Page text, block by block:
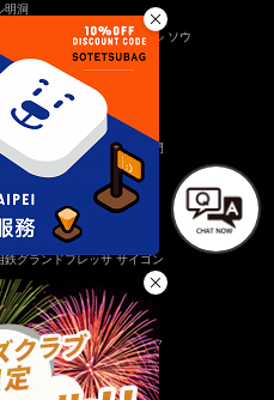
明洞
相鉄ホテルズ ザ・スプラジール ソウ
ル東大門
台湾
鉄グランドフレッサ 台北西門
ホテルサンルート台北
トナム
鉄グランドフレッサ サイゴン
イ
鉄グランドフレッサ バンコク